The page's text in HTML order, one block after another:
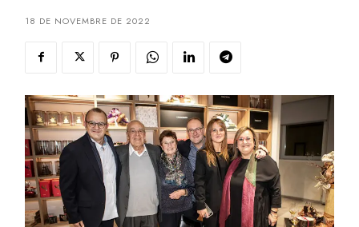
18 DE NOVEMBRE DE 2022